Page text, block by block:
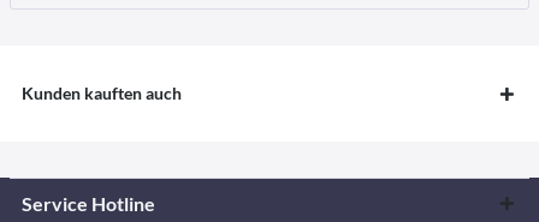
Kunden kauften auch
Service Hotline